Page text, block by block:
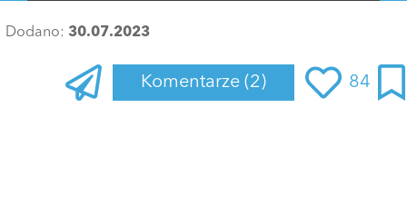
Dodano: 30.07.2023
Komentarze (2) 84